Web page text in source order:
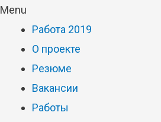
Menu
Работа 2019
О проекте
Резюме
Вакансии
Работы